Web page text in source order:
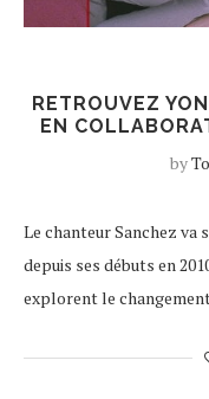
RETROUVEZ
EN
by
Le chanteur Sanchez
depuis ses débuts en
explorent le